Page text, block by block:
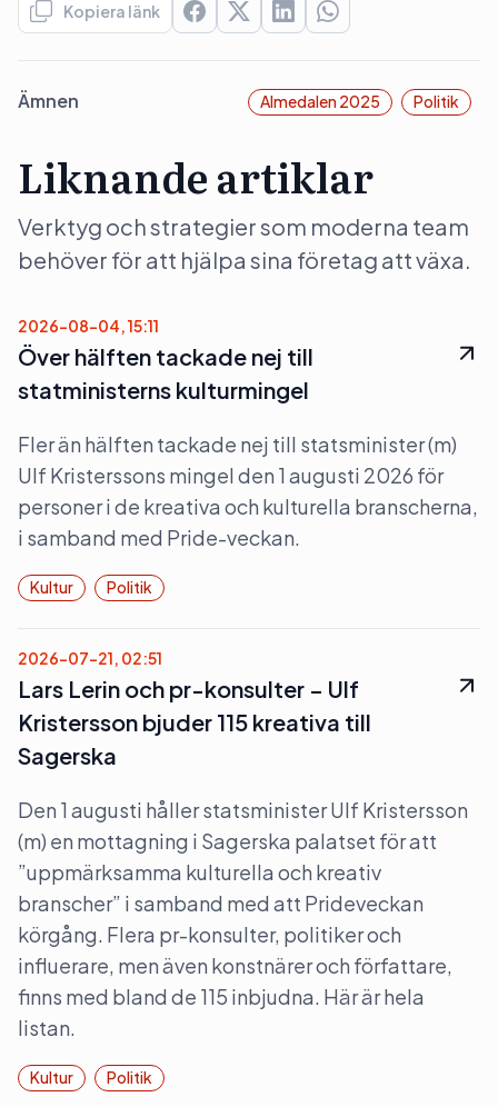
Kopiera länk
Ämnen Almedalen 2025 Politik
Liknande artiklar
Verktyg och strategier som moderna team
behöver för att hjälpa sina företag att växa.
2026-08-04, 15:11
Över hälften tackade nej till
statministerns kulturmingel
Fler än hälften tackade nej till statsminister (m)
Ulf Kristerssons mingel den 1 augusti 2026 för
personer i de kreativa och kulturella branscherna,
i samband med Pride-veckan.
Kultur Politik
2026-07-21, 02:51
Lars Lerin och pr-konsulter – Ulf
Kristersson bjuder 115 kreativa till
Sagerska
Den 1 augusti håller statsminister Ulf Kristersson
(m) en mottagning i Sagerska palatset för att
”uppmärksamma kulturella och kreativ
branscher” i samband med att Prideveckan
körgång. Flera pr-konsulter, politiker och
influerare, men även konstnärer och författare,
finns med bland de 115 inbjudna. Här är hela
listan.
Kultur Politik